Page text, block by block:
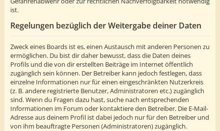
ist.
Regelungen bezüglich der Weitergabe deiner Daten
Zweck eines Boards ist es, einen Austausch mit anderen Personen zu
ermöglichen. Du bist dir daher bewusst, dass die Daten deines
Profils und die von dir erstellten Beiträge im Internet öffentlich
zugänglich sein können. Der Betreiber kann jedoch festlegen, dass
einzelne Informationen nur für einen eingeschränkten Nutzerkreis
(z. B. andere registrierte Benutzer, Administratoren etc.) zugänglich
sind. Wenn du Fragen dazu hast, suche nach entsprechenden
Informationen im Forum oder kontaktiere den Betreiber. Die E-Mail-
Adresse aus deinem Profil ist dabei jedoch nur für den Betreiber und
von ihm beauftragte Personen (Administratoren) zugänglich.